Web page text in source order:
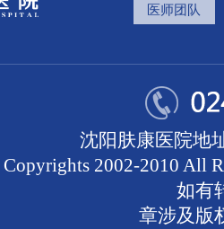
医师团队
沈阳肤康医院地
Copyrights 2002-2010 All
如有
章涉及版